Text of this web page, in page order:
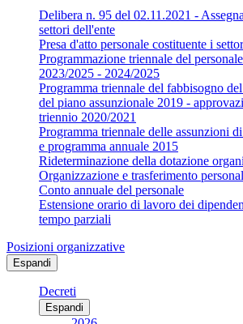
Delibera n. 95 del 02.11.2021 -
settori dell'ente
Presa d'atto personale costituente i
Programmazione triennale del
2023/2025 - 2024/2025
Programma triennale del fabbisogno
del piano assunzionale 2019 -
triennio 2020/2021
Programma triennale delle assunzioni
e programma annuale 2015
Rideterminazione della dotazione
Organizzazione e trasferimento
Conto annuale del personale
Estensione orario di lavoro dei
tempo parziali
Posizioni organizzative
Espandi
Decreti
Espandi